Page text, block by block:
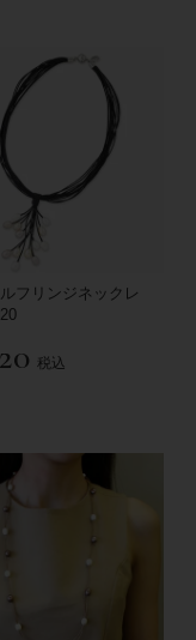
フリンジネックレ
税込